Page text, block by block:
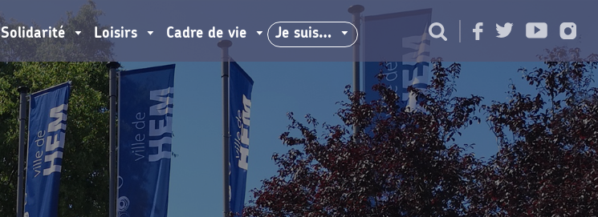
Solidarité Loisirs Cadre de vie Je suis…